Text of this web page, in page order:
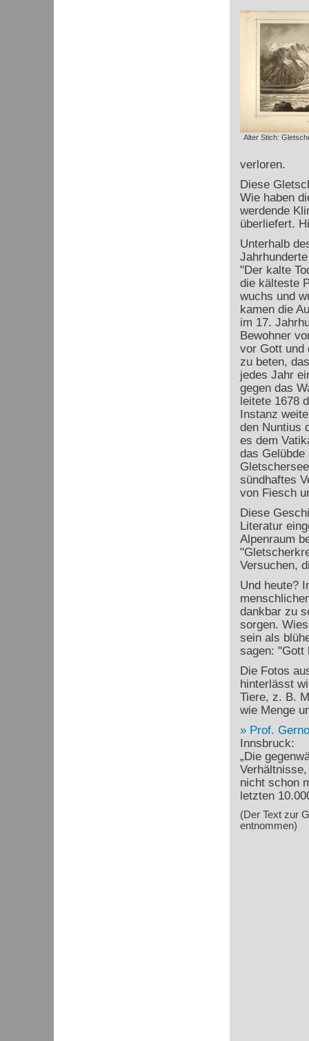
Alter Stich:
verloren.
Diese
Wie haben
werdende
überliefert.
Unterhalb
"Der kalte
die kälteste
wuchs und
kamen die
im 17.
Bewohner
vor Gott und
zu beten,
jedes Jahr
gegen das
leitete 1678
Instanz
den Nuntius
es dem
das Gelübde
sündhaftes
von Fiesch
Diese
Literatur
Alpenraum
Versuchen,
Und heute?
dankbar zu
sorgen.
sein als
sagen: "Gott
Die Fotos
hinterlässt
Tiere, z. B.
wie Menge
Prof.
Innsbruck:
„Die
nicht schon
letzten
(Der Text zur
entnommen)